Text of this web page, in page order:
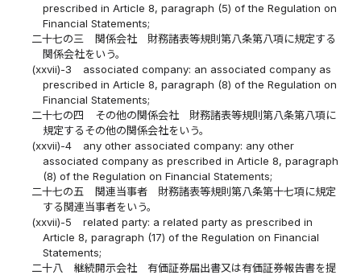
prescribed in Article 8, paragraph (5) of the Regulation on
Financial Statements;
二十七の三
関係会社 財務諸表等規則第八条第八項に規定する
関係会社をいう。
(xxvii)-3
associated company: an associated company as
prescribed in Article 8, paragraph (8) of the Regulation on
Financial Statements;
二十七の四
その他の関係会社 財務諸表等規則第八条第八項に
規定するその他の関係会社をいう。
(xxvii)-4
any other associated company: any other
associated company as prescribed in Article 8, paragraph
(8) of the Regulation on Financial Statements;
二十七の五
関連当事者 財務諸表等規則第八条第十七項に規定
する関連当事者をいう。
(xxvii)-5
related party: a related party as prescribed in
Article 8, paragraph (17) of the Regulation on Financial
Statements;
二十八
継続開示会社 有価証券届出書又は有価証券報告書を提